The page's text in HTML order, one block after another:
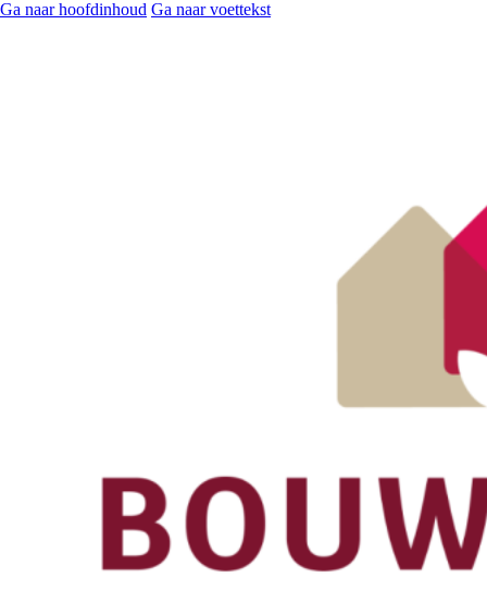
Ga naar hoofdinhoud Ga naar voettekst